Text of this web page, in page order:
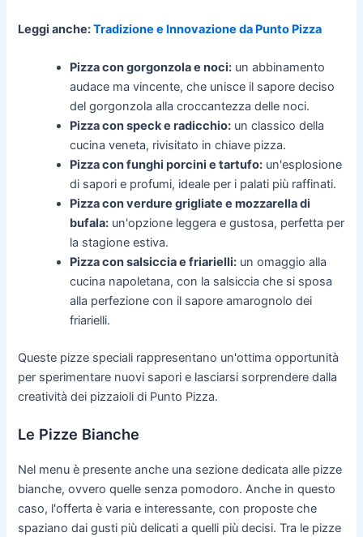
Leggi anche:Tradizione e Innovazione da Punto Pizza
Pizza con gorgonzola e noci: un abbinamento
audace ma vincente, che unisce il sapore deciso
del gorgonzola alla croccantezza delle noci.
Pizza con speck e radicchio: un classico della
cucina veneta, rivisitato in chiave pizza.
Pizza con funghi porcini e tartufo: un'esplosione
di sapori e profumi, ideale per i palati più raffinati.
Pizza con verdure grigliate e mozzarella di
bufala: un'opzione leggera e gustosa, perfetta per
la stagione estiva.
Pizza con salsiccia e friarielli: un omaggio alla
cucina napoletana, con la salsiccia che si sposa
alla perfezione con il sapore amarognolo dei
friarielli.
Queste pizze speciali rappresentano un'ottima opportunità
per sperimentare nuovi sapori e lasciarsi sorprendere dalla
creatività dei pizzaioli di Punto Pizza.
Le Pizze Bianche
Nel menu è presente anche una sezione dedicata alle pizze
bianche, ovvero quelle senza pomodoro. Anche in questo
caso, l'offerta è varia e interessante, con proposte che
spaziano dai gusti più delicati a quelli più decisi. Tra le pizze